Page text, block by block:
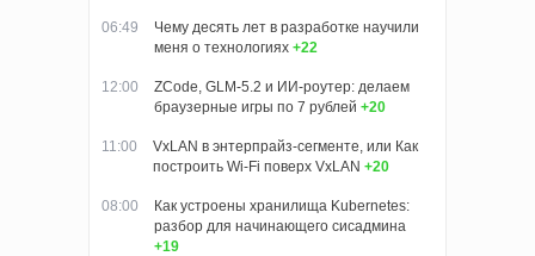
06:49
Чему десять лет в разработке научили
меня о технологиях +22
12:00
ZCode, GLM-5.2 и ИИ-роутер: делаем
браузерные игры по 7 рублей +20
11:00
VxLAN в энтерпрайз-сегменте, или Как
построить Wi-Fi поверх VxLAN +20
08:00
Как устроены хранилища Kubernetes:
разбор для начинающего сисадмина
+19